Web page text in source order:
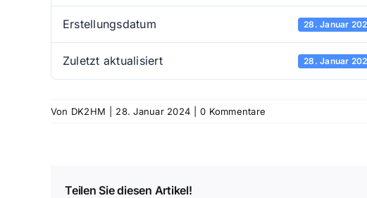
Erstellungsdatum 28. Januar
Zuletzt aktualisiert 28. Januar
Von DK2HM 28. Januar 2024 0 Kommentare
Teilen Sie diesen Artikel!